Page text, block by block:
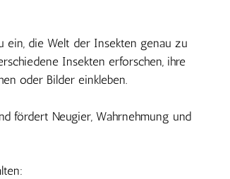
ein, die Welt der Insekten genau zu
Insekten erforschen, ihre
oder Bilder einkleben.
fördert Neugier, Wahrnehmung und